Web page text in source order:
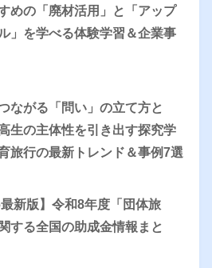
めの「廃材活用」と「アップ
」を学べる体験学習＆企業事
ながる「問い」の立て方と
生の主体性を引き出す探究学
旅行の最新トレンド＆事例7選
最新版】令和8年度「団体旅
する全国の助成金情報まと